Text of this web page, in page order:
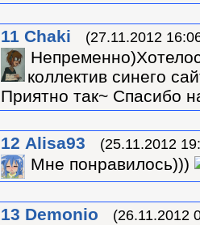
11 Chaki (27.11.2012
коллектив синего
Приятно так~ Спасибо
12 Alisa93 (25.11.2012
Мне понравилось)))
13 Demonio (26.11.2012